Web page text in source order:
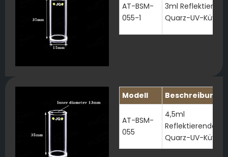
AT-BSM-
055-1
3ml
Quarz-UV-
Modell Beschreibung
AT-BSM-
055
4,5ml
Reflektierende
Quarz-UV-